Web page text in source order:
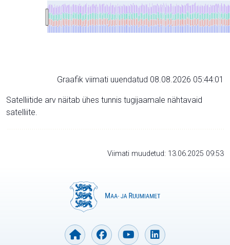
Graafik viimati uuendatud 08.08.2026 05:44:01
Satelliitide arv näitab ühes tunnis tugijaamale nähtavaid
satelliite.
Viimati muudetud: 13.06.2025 09:53